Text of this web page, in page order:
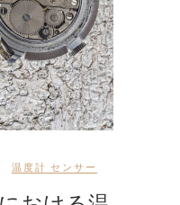
温度計 センサー